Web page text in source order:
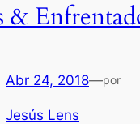
&
Abr 24, 2018—por
Jesús Lens